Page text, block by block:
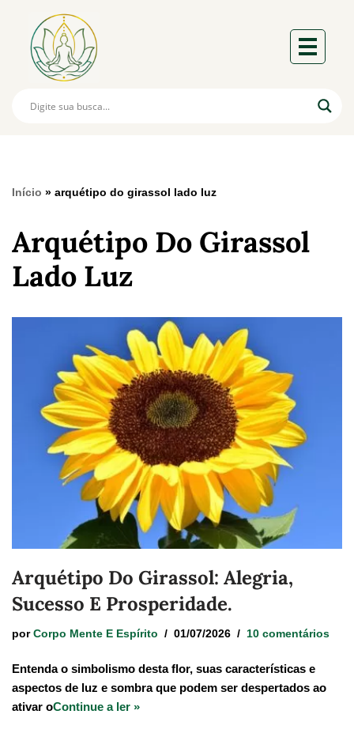
Início » arquétipo do girassol lado luz
Arquétipo Do Girassol
Lado Luz
Arquétipo Do Girassol: Alegria,
Sucesso E Prosperidade.
por Corpo Mente E Espírito 01/07/2026 10 comentários
Entenda o simbolismo desta flor, suas características e
aspectos de luz e sombra que podem ser despertados ao
ativar oContinue a ler »